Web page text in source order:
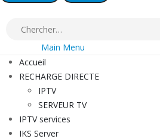
Main Menu
Accueil
RECHARGE DIRECTE
IPTV
SERVEUR TV
IPTV services
IKS Server